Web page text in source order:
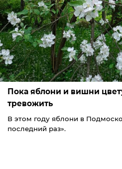
Пока яблони и вишни
тревожить
В этом году яблони в
последний раз».